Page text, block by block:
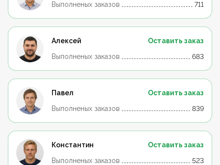
Выполненых заказов
711
Алексей
Оставить заказ
Выполненых заказов
683
Павел
Оставить заказ
Выполненых заказов
839
Константин
Оставить заказ
Выполненых заказов
523